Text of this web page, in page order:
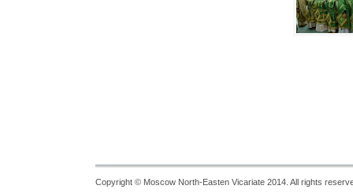
Copyright © Moscow North-Easten Vicariate 2014. All rights